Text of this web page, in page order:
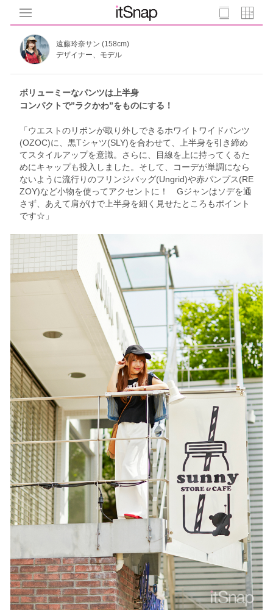
遠藤玲奈サン (158cm)
デザイナー、モデル
ボリューミーなパンツは上半身
コンパクトで”ラクかわ”をものにする！
「ウエストのリボンが取り外しできるホワイトワイドパンツ
(OZOC)に、黒Tシャツ(SLY)を合わせて、上半身を引き締め
てスタイルアップを意識。さらに、目線を上に持ってくるた
めにキャップも投入しました。そして、コーデが単調になら
ないように流行りのフリンジバッグ(Ungrid)や赤パンプス(RE
ZOY)など小物を使ってアクセントに！ Gジャンはソデを通
さず、あえて肩がけで上半身を細く見せたところもポイント
です☆」